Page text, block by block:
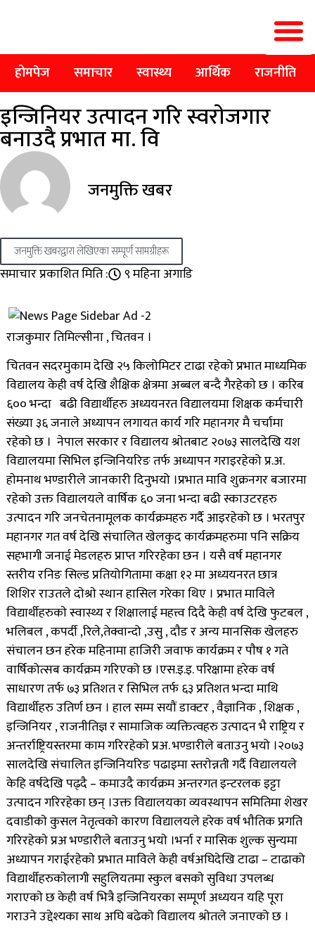
होमपेज समाचार स्वास्थ्य आर्थिक राजनीति
इन्जिनियर उत्पादन गरि स्वराेजगार
बनाउदै प्रभात मा. वि
जनमुक्ति खबर
जनमुक्ति खबरद्वारा लेखिएका सम्पूर्ण सामग्रीहरू
समाचार प्रकाशित मिति : ९ महिना अगाडि
राजकुमार तिमिल्सीना , चितवन ।
चितवन सदरमुकाम देखि २५ किलोमिटर टाढा रहेको प्रभात माध्यमिक
विद्यालय केही वर्ष देखि शैक्षिक क्षेत्रमा अब्बल बन्दै गैरहेकाे छ । करिब
६०० भन्दा बढी विद्यार्थीहरु अध्ययनरत विद्यालयमा शिक्षक कर्मचारी
संख्या ३६ जनाले अध्यापन लगायत कार्य गरि महानगर मै चर्चामा
रहेको छ । नेपाल सरकार र विद्यालय श्राेतबाट २०७३ सालदेखि यश
विद्यालयमा सिभिल इन्जिनियरिङ तर्फ अध्यापन गराइरहेको प्र.अ.
हाेमनाथ भण्डारीले जानकारी दिनुभयो ।प्रभात मावि शुक्रनगर बजारमा
रहेको उक्त विद्यालयले वार्षिक ६० जना भन्दा बढी स्काउटरहरु
उत्पादन गरि जनचेतनामूलक कार्यक्रमहरु गर्दै आइरहेको छ ।भरतपुर
महानगर गत वर्ष देखि संचालित खेलकुद कार्यक्रमहरुमा पनि सक्रिय
सहभागी जनाई मेडलहरु प्राप्त गरिरहेका छन । यसै वर्ष महानगर
स्तरीय रनिङ सिल्ड प्रतियोगितामा कक्षा १२ मा अध्ययनरत छात्र
शिशिर राउतले दाेश्राे स्थान हासिल गरेका थिए । प्रभात माविले
विद्यार्थीहरुकाे स्वास्थ्य र शिक्षालाई महत्त्व दिदै केही वर्ष देखि फुटबल ,
भलिबल , कपर्दी ,रिले,तेक्वान्दो ,उसु , दाैड र अन्य मानसिक खेलहरु
संचालन छन हरेक महिनामा हाजिरी जवाफ कार्यक्रम र पाैष १ गते
वार्षिकोत्सब कार्यक्रम गरिएको छ ।एस.इ.इ. परिक्षामा हरेक वर्ष
साधारण तर्फ ७३ प्रतिशत र सिभिल तर्फ ६३ प्रतिशत भन्दा माथि
विद्यार्थीहरु उतिर्ण छन । हाल सम्म सयाैं डाक्टर , वैज्ञानिक , शिक्षक ,
इन्जिनियर , राजनीतिज्ञ र सामाजिक व्यक्तित्वहरु उत्पादन भै राष्ट्रिय र
अन्तर्राष्ट्रियस्तरमा काम गरिरहेकाे प्रअ. भण्डारीले बताउनु भयो ।२०७३
सालदेखि संचालित इन्जिनियरिङ पढाइमा स्तराेन्नती गर्दै विद्यालयले
केहि वर्षदेखि पढ्दै – कमाउदै कार्यक्रम अन्तरगत इन्टरलक इट्टा
उत्पादन गरिरहेका छन् ।उक्त विद्यालयका व्यवस्थापन समितिमा शेखर
दवाडीकाे कुसल नेतृत्वको कारण विद्यालयले हरेक वर्ष भाैतिक प्रगति
गरिरहेकाे प्रअ भण्डारीले बताउनु भयाे ।भर्ना र मासिक शुल्क सुन्यमा
अध्यापन गराईरहेकाे प्रभात माविले केही वर्षअघिदेखि टाढा – टाढाको
विद्यार्थीहरुकाेलागी सहुलियतमा स्कुल बसकाे सुविधा उपलब्ध
गराएकाे छ केही वर्ष भित्रै इन्जिनियरका सम्पूर्ण अध्ययन यहि पूरा
गराउने उद्देश्यका साथ अघि बढेकाे विद्यालय श्राेतले जनाएको छ ।